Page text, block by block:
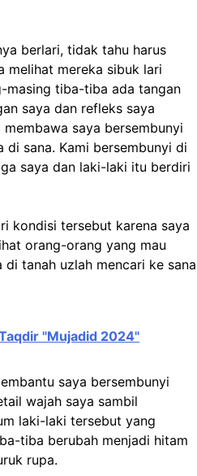
berlari, tidak tahu harus
melihat mereka sibuk lari
masing tiba-tiba ada tangan
saya dan refleks saya
saya bersembunyi
sana. Kami bersembunyi di
saya dan laki-laki itu berdiri
kondisi tersebut karena saya
orang-orang yang mau
tanah uzlah mencari ke sana
"Mujadid 2024"
saya bersembunyi
wajah saya sambil
laki-laki tersebut yang
tiba berubah menjadi hitam
rupa.